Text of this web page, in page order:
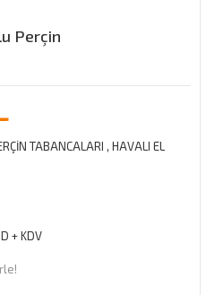
Perçin
TABANCALARI ,HAVALI EL
+ KDV